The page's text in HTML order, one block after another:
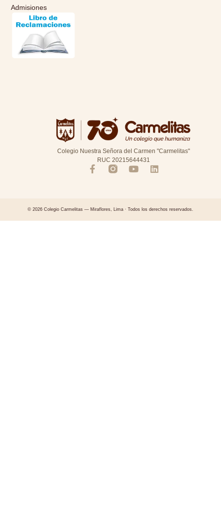
Colegio Nuestra Señora del Carmen "Carmelitas"
RUC 20215644431
Admisiones
© 2026 Colegio Carmelitas — Miraflores, Lima · Todos los derechos reservados.